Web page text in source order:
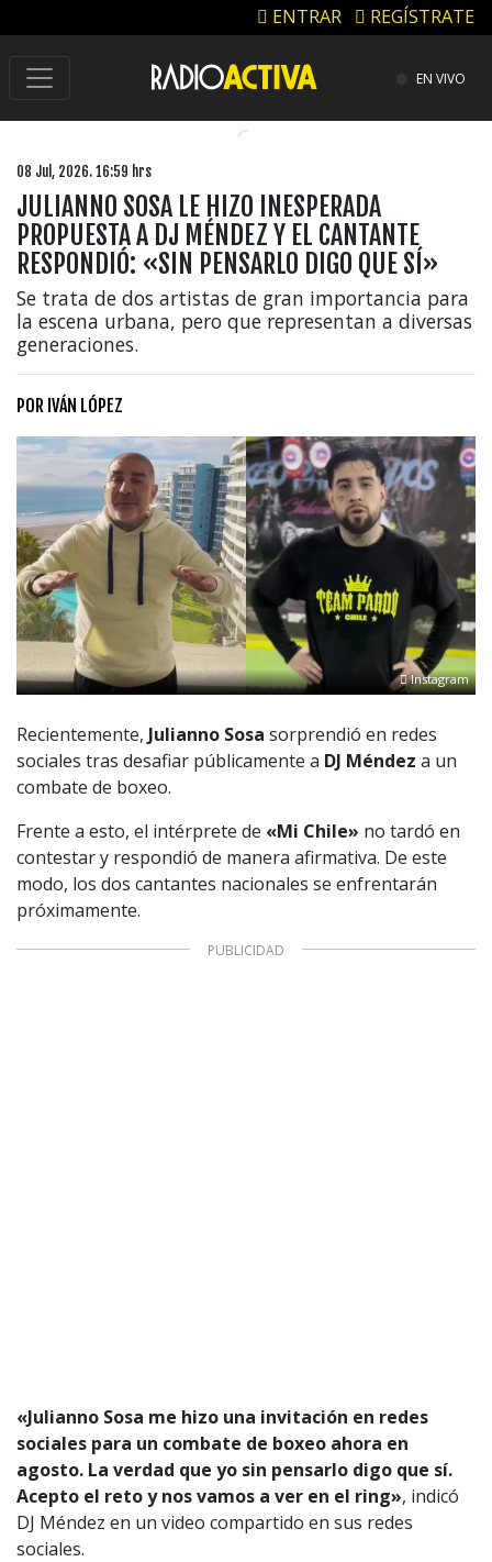
ENTRAR REGÍSTRATE
EN VIVO
08 Jul, 2026. 16:59 hrs
JULIANNO SOSA LE HIZO INESPERADA
PROPUESTA A DJ MÉNDEZ Y EL CANTANTE
RESPONDIÓ: «SIN PENSARLO DIGO QUE SÍ»
Se trata de dos artistas de gran importancia para
la escena urbana, pero que representan a diversas
generaciones.
POR IVÁN LÓPEZ
Instagram
Recientemente, Julianno Sosa sorprendió en redes
sociales tras desafiar públicamente a DJ Méndez a un
combate de boxeo.
Frente a esto, el intérprete de «Mi Chile» no tardó en
contestar y respondió de manera afirmativa. De este
modo, los dos cantantes nacionales se enfrentarán
próximamente.
«Julianno Sosa me hizo una invitación en redes
sociales para un combate de boxeo ahora en
agosto. La verdad que yo sin pensarlo digo que sí.
Acepto el reto y nos vamos a ver en el ring», indicó
DJ Méndez en un video compartido en sus redes
sociales.